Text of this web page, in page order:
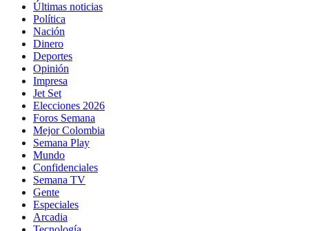
Últimas noticias
Política
Nación
Dinero
Deportes
Opinión
Impresa
Jet Set
Elecciones 2026
Foros Semana
Mejor Colombia
Semana Play
Mundo
Confidenciales
Semana TV
Gente
Especiales
Arcadia